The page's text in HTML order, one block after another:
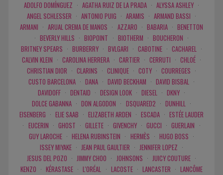
ADOLFO DOMÍNGUEZ · AGATHA RUIZ DE LA PRADA · ALYSSA ASHLEY ·
ANGEL SCHLESSER · ANTONIO PUIG · ARAMIS · ARMAND BASSI ·
ARMANI · ARUAL CREMA DE MANOS · AZZARO · BABARIA · BENETTON
· BEVERLY HILLS · BIOPOINT · BIOTHERM · BOUCHERON ·
BRITNEY SPEARS · BURBERRY · BVLGARI · CABOTINE · CACHAREL ·
CALVIN KLEIN · CAROLINA HERRERA · CARTIER · CERRUTI · CHLOÉ ·
CHRISTIAN DIOR · CLARINS · CLINIQUE · COTY · COURREGES ·
CUSTO BARCELONA · DANA · DAVID BECKHAM · DAVID BISBAL ·
DAVIDOFF · DENTAID · DESIGN LOOK · DIESEL · DKNY ·
DOLCE GABANNA · DON ALGODON · DSQUARED2 · DUNHILL ·
EISENBERG · ELIE SAAB · ELIZABETH ARDEN · ESCADA · ESTÉE LAUDER
· EUCERIN · GHOST · GILLETE · GIVENCHY · GUCCI · GUERLAIN ·
GUY LAROCHE · HELENA RUBINSTEIN · HERMÈS · HUGO BOSS ·
ISSEY MIYAKE · JEAN PAUL GAULTIER · JENNIFER LOPEZ ·
JESUS DEL POZO · JIMMY CHOO · JOHNSONS · JUICY COUTURE ·
KENZO · KÉRASTASE · L'ORÉAL · LACOSTE · LANCASTER · LANCÔME